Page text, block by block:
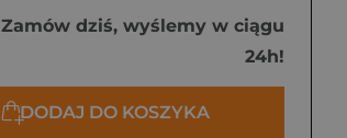
Zamów dziś, wyślemy w ciągu
24h!
DODAJ DO KOSZYKA